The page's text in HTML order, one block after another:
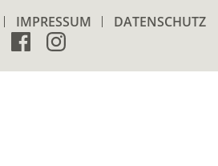
IMPRESSUM DATENSCHUTZ